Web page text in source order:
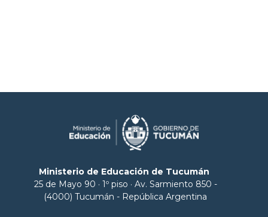
Ministerio de Educación de Tucumán
25 de Mayo 90 · 1º piso · Av. Sarmiento 850 -
(4000) Tucumán - República Argentina